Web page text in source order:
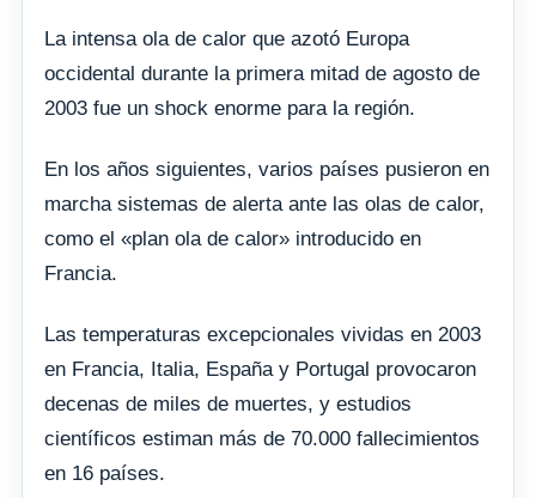
La intensa ola de calor que azotó Europa
occidental durante la primera mitad de agosto de
2003 fue un shock enorme para la región.
En los años siguientes, varios países pusieron en
marcha sistemas de alerta ante las olas de calor,
como el «plan ola de calor» introducido en
Francia.
Las temperaturas excepcionales vividas en 2003
en Francia, Italia, España y Portugal provocaron
decenas de miles de muertes, y estudios
científicos estiman más de 70.000 fallecimientos
en 16 países.